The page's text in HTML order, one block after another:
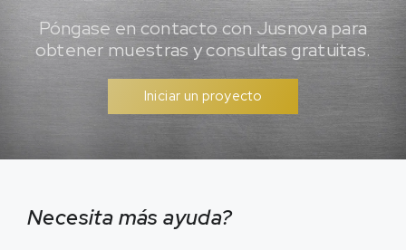
Póngase en contacto con Jusnova para
obtener muestras y consultas gratuitas.
Iniciar un proyecto
Necesita más ayuda?